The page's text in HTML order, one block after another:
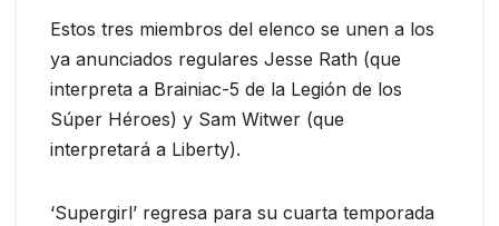
Estos tres miembros del elenco se unen a los
ya anunciados regulares Jesse Rath (que
interpreta a Brainiac-5 de la Legión de los
Súper Héroes) y Sam Witwer (que
interpretará a Liberty).
‘Supergirl’ regresa para su cuarta temporada